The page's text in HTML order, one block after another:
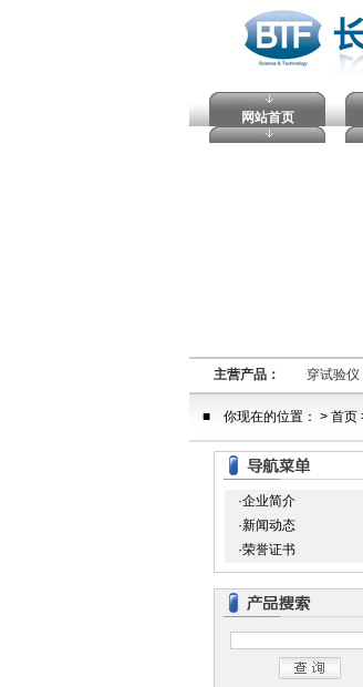
网站首页
主营产品：
熔融指数仪,电压击穿试验
■ 你现在的位置： > 首页
·企业简介
·新闻动态
·荣誉证书